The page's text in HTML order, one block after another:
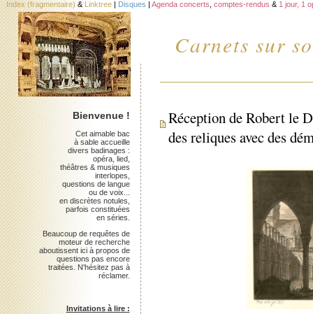
Carnets sur
Index (fragmentaire) & Linktree | Disques | Agenda concerts comptes-rendus & 1 jour, 1
Réception de Robert le
des reliques avec des
Bienvenue !
Cet aimable bac
à sable accueille
divers badinages :
opéra, lied,
théâtres & musiques
interlopes,
questions de langue
ou de voix...
en discrètes notules,
parfois constituées
en séries.
Beaucoup de requêtes de
moteur de recherche
aboutissent ici à propos de
questions pas encore
traitées. N'hésitez pas à
réclamer.
Invitations à lire :